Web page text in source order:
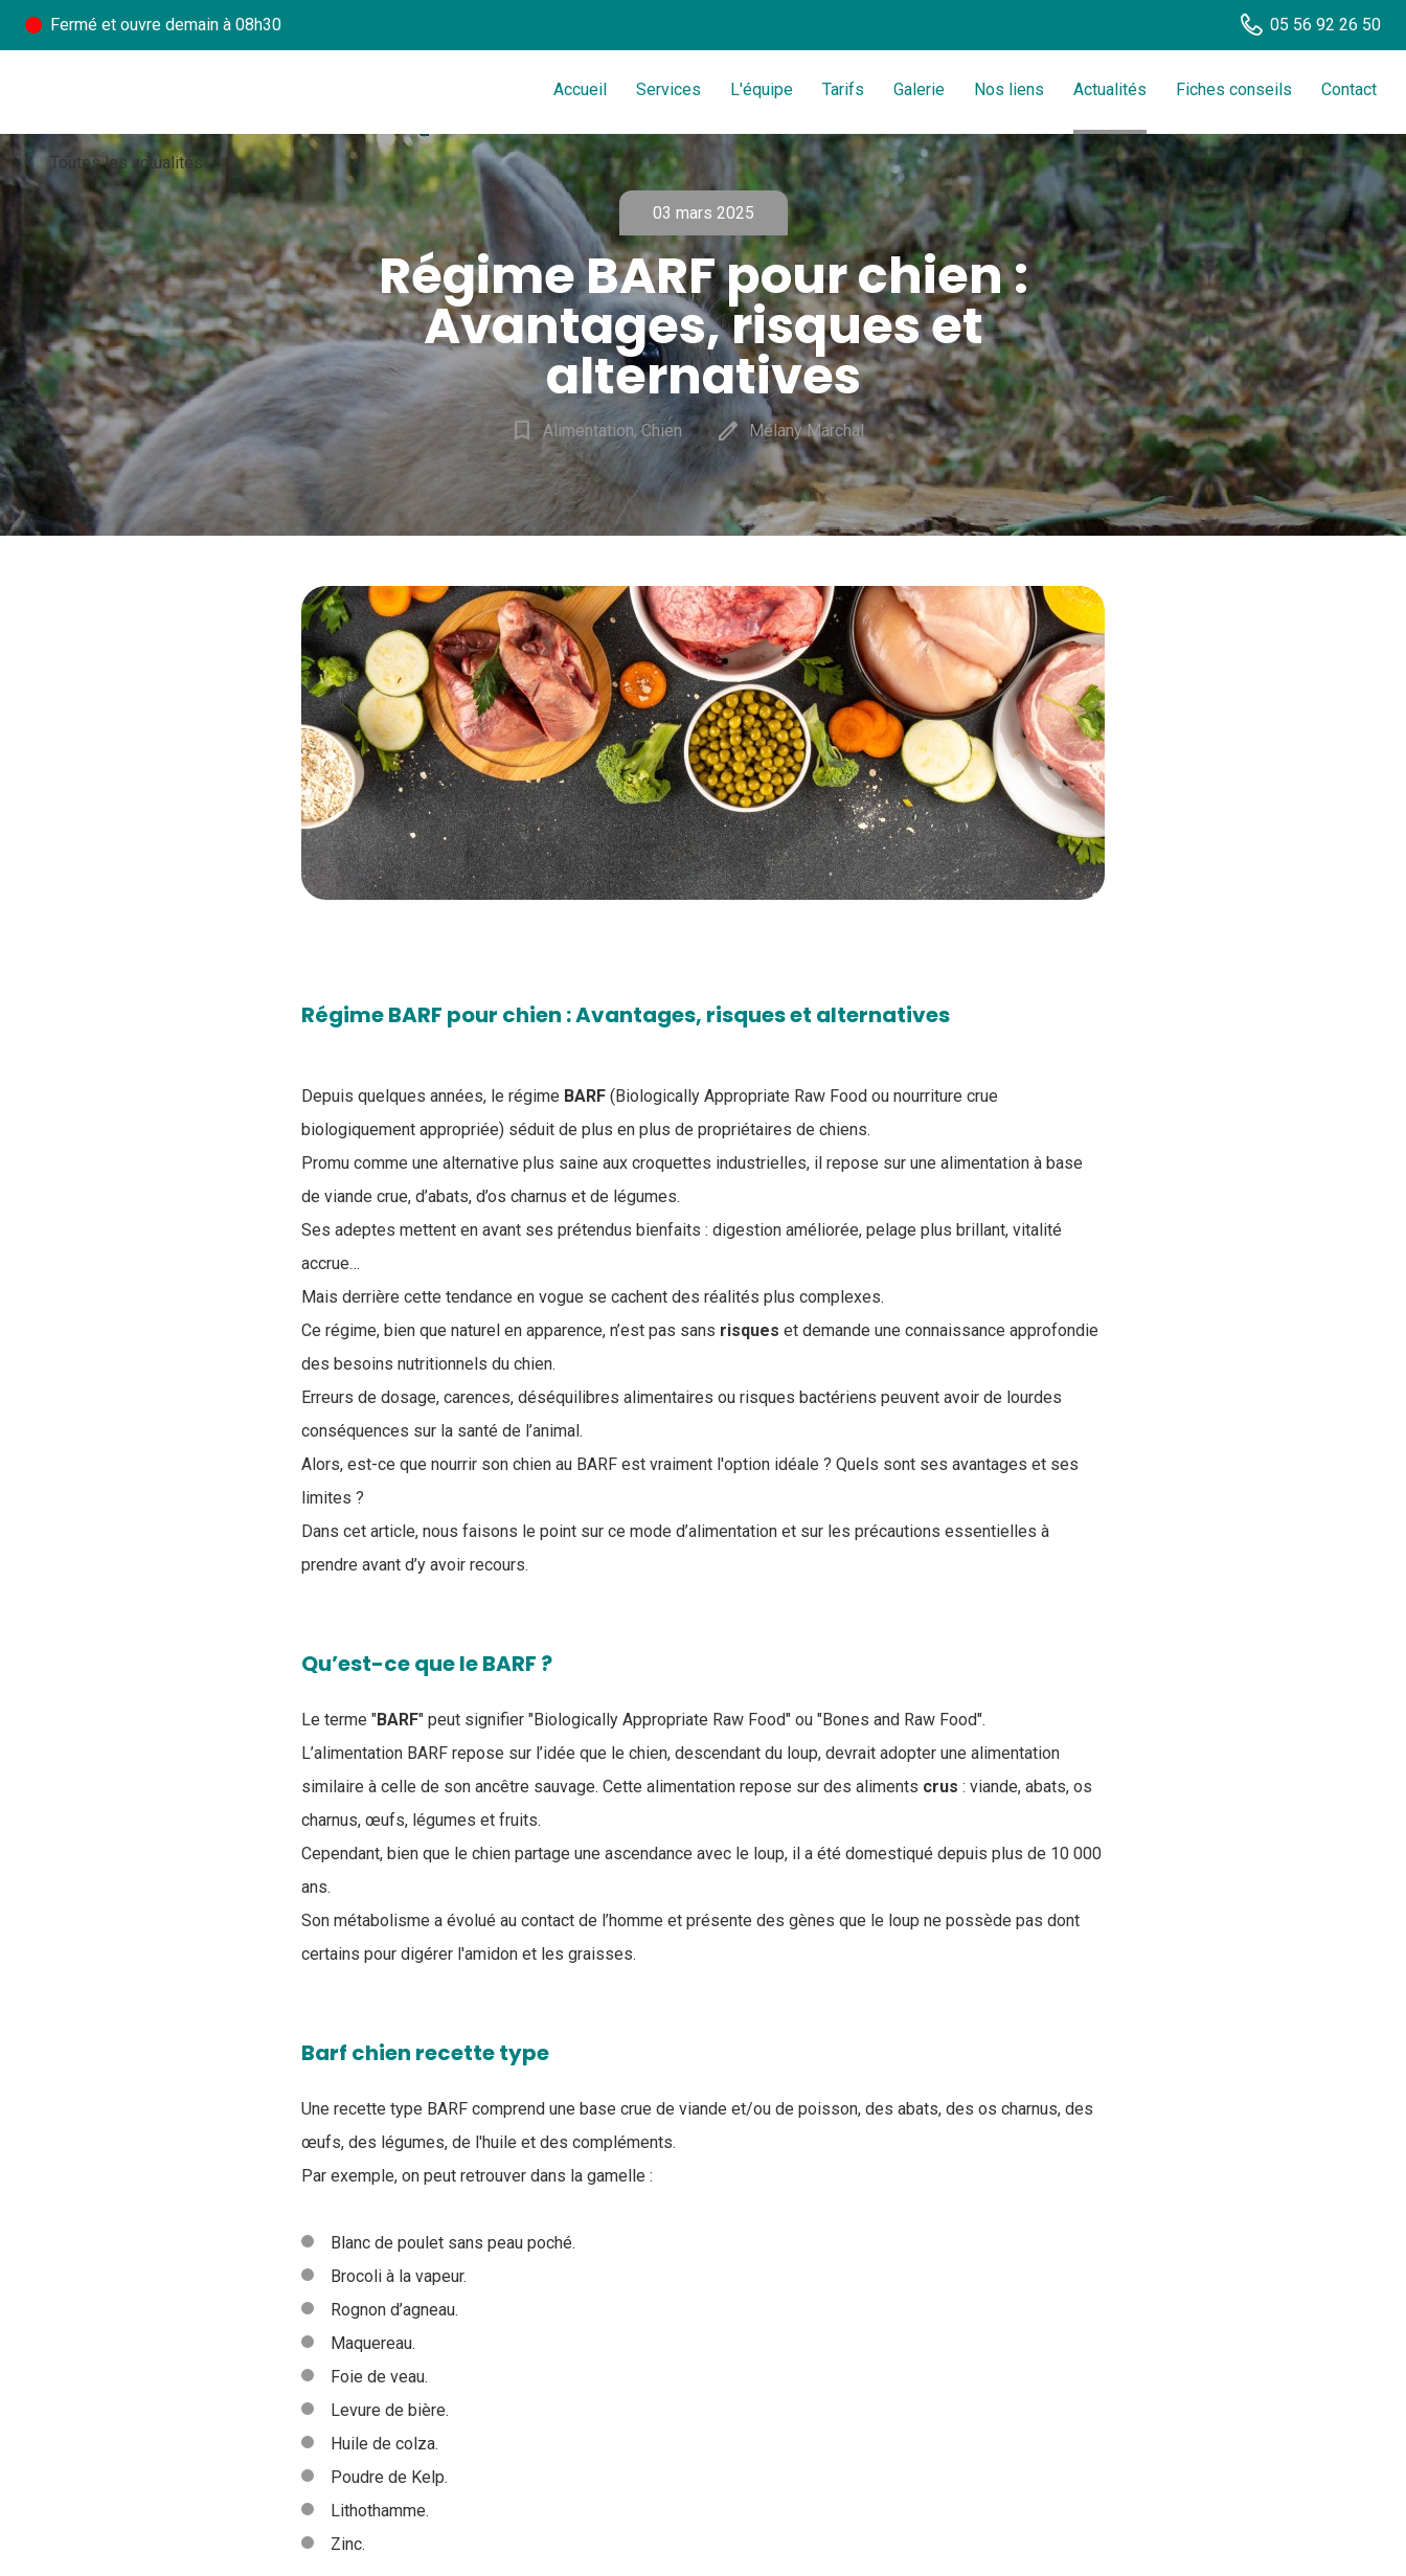
Fermé et ouvre demain à 08h30 05 56 92 26 50
Accueil Services L'équipe Tarifs Galerie Nos liens Actualités Fiches conseils Contact
chevron_left Toutes les actualités
03 mars 2025
Régime BARF pour chien :
Avantages, risques et
alternatives
bookmark_border Alimentation, Chien edit Mélany Marchal
Régime BARF pour chien : Avantages, risques et alternatives
Depuis quelques années, le régime BARF (Biologically Appropriate Raw Food ou nourriture crue
biologiquement appropriée) séduit de plus en plus de propriétaires de chiens.
Promu comme une alternative plus saine aux croquettes industrielles, il repose sur une alimentation à base
de viande crue, d’abats, d’os charnus et de légumes.
Ses adeptes mettent en avant ses prétendus bienfaits : digestion améliorée, pelage plus brillant, vitalité
accrue…
Mais derrière cette tendance en vogue se cachent des réalités plus complexes.
Ce régime, bien que naturel en apparence, n’est pas sans risques et demande une connaissance approfondie
des besoins nutritionnels du chien.
Erreurs de dosage, carences, déséquilibres alimentaires ou risques bactériens peuvent avoir de lourdes
conséquences sur la santé de l’animal.
Alors, est-ce que nourrir son chien au BARF est vraiment l'option idéale ? Quels sont ses avantages et ses
limites ?
Dans cet article, nous faisons le point sur ce mode d’alimentation et sur les précautions essentielles à
prendre avant d’y avoir recours.
Qu’est-ce que le BARF ?
Le terme "BARF" peut signifier "Biologically Appropriate Raw Food" ou "Bones and Raw Food".
L’alimentation BARF repose sur l’idée que le chien, descendant du loup, devrait adopter une alimentation
similaire à celle de son ancêtre sauvage. Cette alimentation repose sur des aliments crus : viande, abats, os
charnus, œufs, légumes et fruits.
Cependant, bien que le chien partage une ascendance avec le loup, il a été domestiqué depuis plus de 10 000
ans.
Son métabolisme a évolué au contact de l’homme et présente des gènes que le loup ne possède pas dont
certains pour digérer l'amidon et les graisses.
Barf chien recette type
Une recette type BARF comprend une base crue de viande et/ou de poisson, des abats, des os charnus, des
œufs, des légumes, de l'huile et des compléments.
Par exemple, on peut retrouver dans la gamelle :
Blanc de poulet sans peau poché.
Brocoli à la vapeur.
Rognon d’agneau.
Maquereau.
Foie de veau.
Levure de bière.
Huile de colza.
Poudre de Kelp.
Lithothamme.
Zinc.